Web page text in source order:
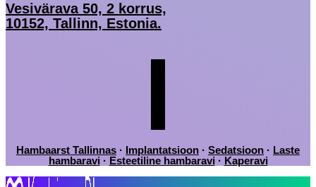
Vesivärava 50, 2 korrus,
10152, Tallinn, Estonia.
Hambaarst Tallinnas · Implantatsioon · Sedatsioon · Laste
hambaravi· Esteetiline hambaravi· Kaperavi